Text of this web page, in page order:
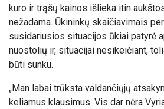
kuro ir trąšų kainos išlieka itin
nežadama. Ūkininkų skaičiavimais
susidariusios situacijos ūkiai patyrė
nuostolių ir, situacijai nesikeičiant,
būti sunku.
„Man labai trūksta valdančiųjų
keliamus klausimus. Vis dar nėra